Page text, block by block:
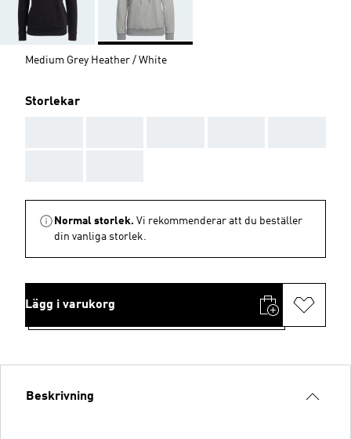
Medium Grey Heather / White
Storlekar
Normal storlek. Vi rekommenderar att du beställer
din vanliga storlek.
Lägg i varukorg
Beskrivning